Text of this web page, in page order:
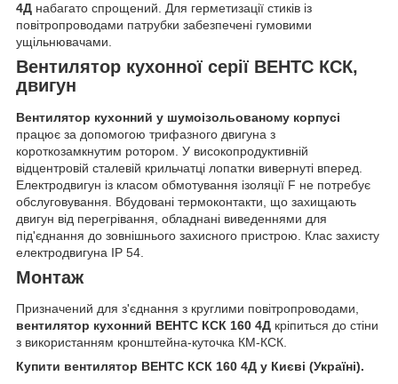
4Д набагато спрощений. Для герметизації стиків із
повітропроводами патрубки забезпечені гумовими
ущільнювачами.
Вентилятор кухонної серії ВЕНТС КСК,
двигун
Вентилятор кухонний у шумоізольованому корпусі
працює за допомогою трифазного двигуна з
короткозамкнутим ротором. У високопродуктивній
відцентровій сталевій крильчатці лопатки вивернуті вперед.
Електродвигун із класом обмотування ізоляції F не потребує
обслуговування. Вбудовані термоконтакти, що захищають
двигун від перегрівання, обладнані виведеннями для
під'єднання до зовнішнього захисного пристрою. Клас захисту
електродвигуна IP 54.
Монтаж
Призначений для з'єднання з круглими повітропроводами,
вентилятор кухонний ВЕНТС КСК 160 4Д кріпиться до стіни
з використанням кронштейна-куточка КМ-КСК.
Купити вентилятор ВЕНТС КСК 160 4Д у Києві (Україні).